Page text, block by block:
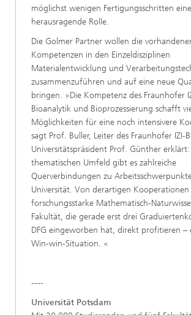
möglichst wenigen Fertigungsschritten eine
herausragende Rolle.
Die Golmer Partner wollen die
Kompetenzen in den Einzeldisziplinen
Materialentwicklung und
zusammenzuführen und auf eine neue
bringen. »Die Kompetenz des Fraunhofer
Bioanalytik und Bioprozessierung schafft
Möglichkeiten für eine noch intensivere
sagt Prof. Buller, Leiter des Fraunhofer IZI-
Universitätspräsident Prof. Günther
thematischen Umfeld gibt es zahlreiche
Querverbindungen zu
Universität. Von derartigen
forschungsstarke Mathematisch-
Fakultät, die gerade erst drei
DFG eingeworben hat, direkt profitieren –
Win-win-Situation. «
----
Universität Potsdam